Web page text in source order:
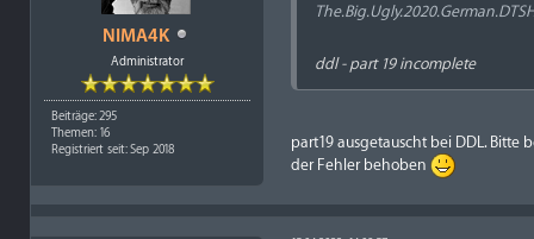
NIMA4K
Administrator
Beiträge: 295
Themen: 16
Registriert seit: Sep 2018
ddl - part 19 incomplete
part19 ausgetauscht bei DDL. Bitte
der Fehler behoben